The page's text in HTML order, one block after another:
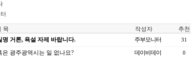
목 작성자 추천
명 거론, 욕설 자제 바랍니다.
주부모니터 31
은 광주광역시는 일 없나요? 데이비데이 0